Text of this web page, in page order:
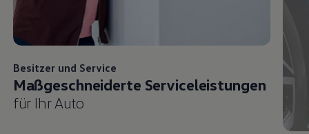
Besitzer und Service
Maßgeschneiderte Serviceleistungen
für Ihr Auto